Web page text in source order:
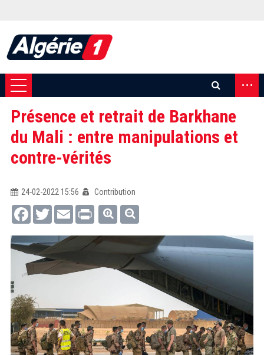
...
Présence et retrait de Barkhane
du Mali : entre manipulations et
contre-vérités
24-02-2022 15:56
Contribution
FacebookTwitterEmail Print